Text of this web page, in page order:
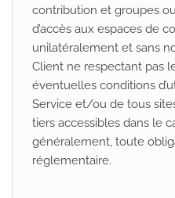
contribution et groupes
d’accès aux espaces de
unilatéralement et sans
Client ne respectant pas
éventuelles conditions
Service et/ou de tous
tiers accessibles dans le
généralement, toute
réglementaire.